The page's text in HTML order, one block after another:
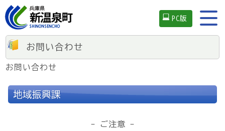
PC版
お問い合わせ
お問い合わせ
地域振興課
- ご注意 -